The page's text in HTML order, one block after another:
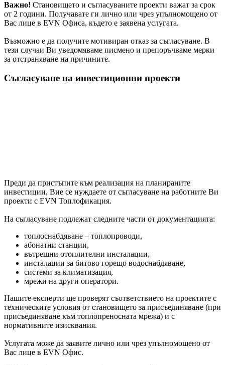
Важно! Становището и съгласуваните проекти важат за срок
от 2 години. Получавате ги лично или чрез упълномощено от
Вас лице в EVN Офиса, където е заявена услугата.
Възможно е да получите мотивиран отказ за съгласуване. В
тези случаи Ви уведомяваме писмено и препоръчваме мерки
за отстраняване на причините.
Съгласуване на инвестиционни проекти
Преди да пристъпите към реализация на планираните
инвестиции, Вие се нуждаете от съгласуване на работните Ви
проекти с EVN Топлофикация.
На съгласуване подлежат следните части от документацията:
топлоснабдяване – топлопроводи,
абонатни станции,
вътрешни отоплителни инсталации,
инсталации за битово горещо водоснабдяване,
системи за климатизация,
мрежи на други оператори.
Нашите експерти ще проверят съответствието на проектите с
техническите условия от становището за присъединяване (при
присъединяване към топлопреносната мрежа) и с
нормативните изисквания.
Услугата може да заявите лично или чрез упълномощено от
Вас лице в EVN Офис.